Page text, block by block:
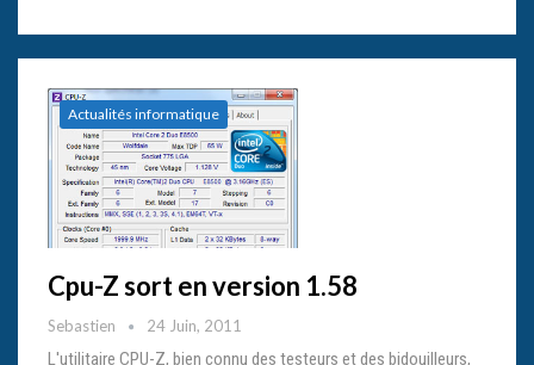
Actualités informatique
Cpu-Z sort en version 1.58
Sebastien 24 Juin, 2011
L'utilitaire CPU-Z, bien connu des testeurs et des bidouilleurs,